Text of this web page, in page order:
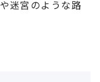
迷宮のような路